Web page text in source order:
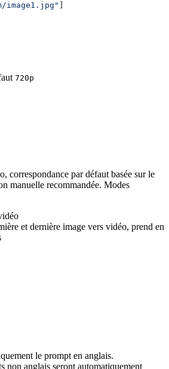
image1.jpg"
720p
correspondance par défaut basée sur le
manuelle recommandée. Modes
et dernière image vers vidéo, prend en
le prompt en anglais.
non anglais seront automatiquement